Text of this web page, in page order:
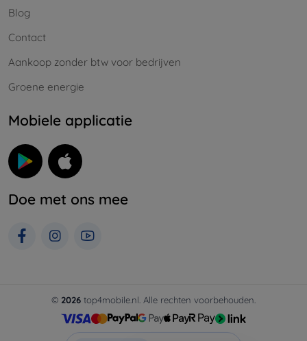
Blog
Contact
Aankoop zonder btw voor bedrijven
Groene energie
Mobiele applicatie
Doe met ons mee
© 2026 top4mobile.nl. Alle rechten voorbehouden.